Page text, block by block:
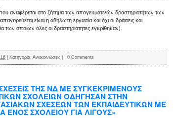
αναφέρεται στο ζήτημα των απογευματινών δραστηριοτήτων των
είναι η αδήλωτη εργασία και όχι οι δράσεις και
των οποίων όλες οι δραστηριότητες εγκρίθηκαν).
Κατηγορία:Ανακοινώσεις 0 Comments
ΤΗΣ ΝΔ ΜΕ ΣΥΓΚΕΚΡΙΜΕΝΟΥΣ
ΣΧΟΛΕΙΩΝ ΟΔΗΓΗΣΑΝ ΣΤΗΝ
ΣΧΕΣΕΩΝ ΤΩΝ ΕΚΠΑΙΔΕΥΤΙΚΩΝ ΜΕ
ΕΝΟΣ ΣΧΟΛΕΙΟΥ ΓΙΑ ΛΙΓΟΥΣ»